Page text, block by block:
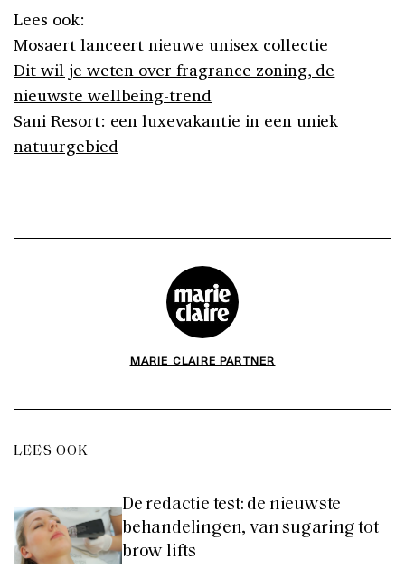
Lees ook:
Mosaert lanceert nieuwe unisex collectie
Dit wil je weten over fragrance zoning, de
nieuwste wellbeing-trend
Sani Resort: een luxevakantie in een uniek
natuurgebied
MARIE CLAIRE PARTNER
LEES OOK
De redactie test: de nieuwste
behandelingen, van sugaring tot
brow lifts